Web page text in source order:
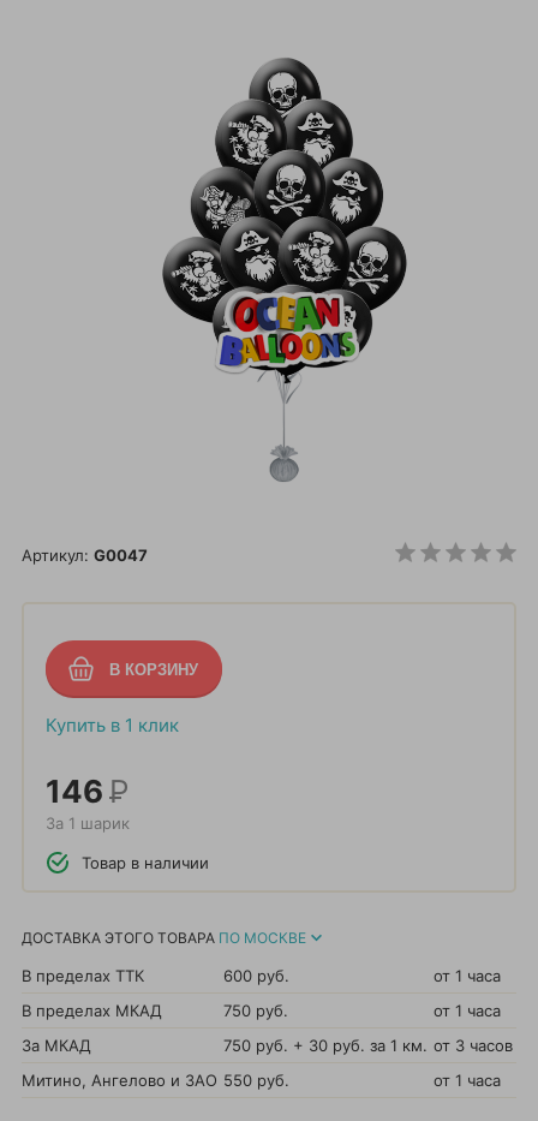
Артикул: G0047
Купить в 1 клик
146Р
За 1 шарик
Товар в наличии
ДОСТАВКА ЭТОГО ТОВАРА ПО МОСКВЕ
В пределах ТТК 600 руб.
от 1 часа
В пределах МКАД
750 руб.
от 1 часа
За МКАД
750 руб. + 30 руб. за 1 км. от 3 часов
Митино, Ангелово и ЗАО 550 руб. от 1 часа